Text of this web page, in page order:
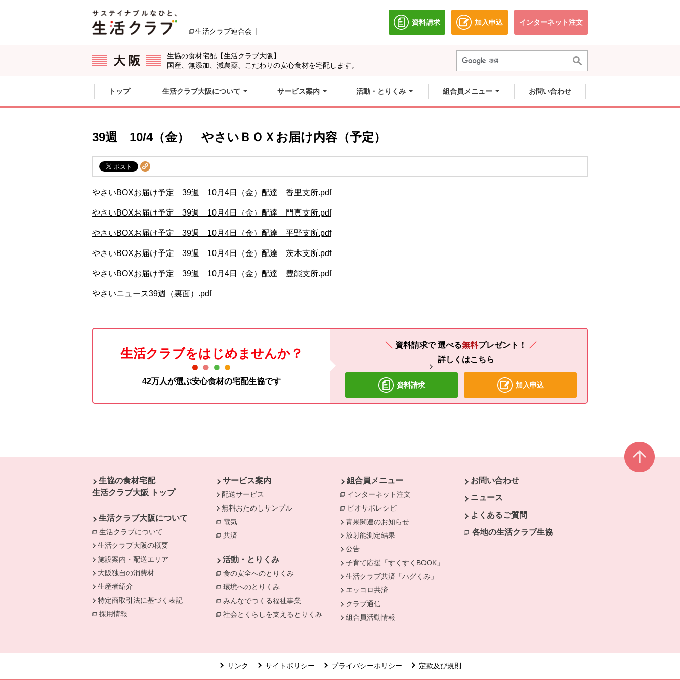
生活クラブ連合会
資料請求
別のウィンドウで開きます。
加入申込
別のウィンドウで開きます。
インターネット注文別のウィンドウで開きます。
生協の食材宅配【生活クラブ大阪】
国産、無添加、減農薬、こだわりの安心食材を宅配します。
ここからサイト内共通メニューです。
サイト内共通メニューをスキップする
トップ 生活クラブ大阪について サービス案内 活動・とりくみ 組合員メニュー お問い合わせ
39週 10/4（金） やさいＢＯＸお届け内容（予定）
やさいBOXお届け予定 39週 10月4日（金）配達 香里支所.pdf
やさいBOXお届け予定 39週 10月4日（金）配達 門真支所.pdf
やさいBOXお届け予定 39週 10月4日（金）配達 平野支所.pdf
やさいBOXお届け予定 39週 10月4日（金）配達 茨木支所.pdf
やさいBOXお届け予定 39週 10月4日（金）配達 豊能支所.pdf
やさいニュース39週（裏面）.pdf
生活クラブをはじめませんか？
42万人が選ぶ安心食材の宅配生協です
資料請求で選べる無料プレゼント！
詳しくはこちら
資料請求 加入申込
生協の食材宅配
生活クラブ大阪 トップ
生活クラブ大阪について
生活クラブについて
別のウィンドウで開きます。
生活クラブ大阪の概要
施設案内・配送エリア
大阪独自の消費材
生産者紹介
特定商取引法に基づく表記
採用情報
サービス案内
配送サービス
無料おためしサンプル
電気
共済
活動・とりくみ
食の安全へのとりくみ 別のウィンドウで開きます。
環境へのとりくみ 別のウィンドウで開きます。
みんなでつくる福祉事業 別のウィンドウで開きます。
社会とくらしを支えるとりくみ 別のウィンドウで開きます。
組合員メニュー
インターネット注文 別のウィンドウで開きます。
ビオサポレシピ
青果関連のお知らせ
放射能測定結果
公告
子育て応援「すくすくBOOK」
生活クラブ共済「ハグくみ」
エッコロ共済
クラブ通信
組合員活動情報
お問い合わせ
ニュース
よくあるご質問
各地の生活クラブ生協
リンク サイトポリシー プライバシーポリシー 定款及び規則